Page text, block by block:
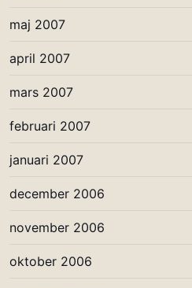
maj 2007
april 2007
mars 2007
februari 2007
januari 2007
december 2006
november 2006
oktober 2006